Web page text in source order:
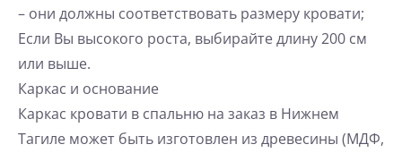
– они должны соответствовать размеру кровати;
Если Вы высокого роста, выбирайте длину 200 см
или выше.
Каркас и основание
Каркас кровати в спальню на заказ в Нижнем
Тагиле может быть изготовлен из древесины (МДФ,